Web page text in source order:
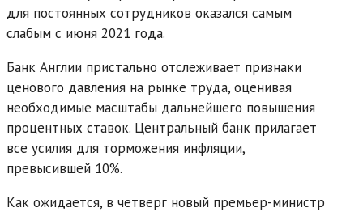
для постоянных сотрудников оказался самым
слабым с июня 2021 года.
Банк Англии пристально отслеживает признаки
ценового давления на рынке труда, оценивая
необходимые масштабы дальнейшего повышения
процентных ставок. Центральный банк прилагает
все усилия для торможения инфляции,
превысившей 10%.
Как ожидается, в четверг новый премьер-министр